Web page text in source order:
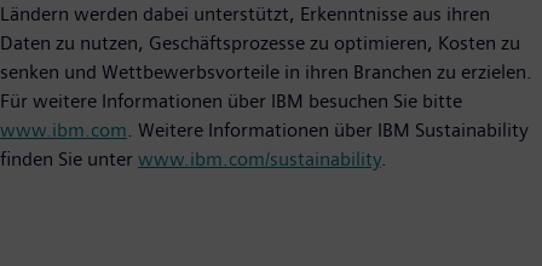
Ländern werden dabei unterstützt, Erkenntnisse aus ihren
Daten zu nutzen, Geschäftsprozesse zu optimieren, Kosten zu
senken und Wettbewerbsvorteile in ihren Branchen zu erzielen.
Für weitere Informationen über IBM besuchen Sie bitte
www.ibm.com . Weitere Informationen über IBM Sustainability
finden Sie unter www.ibm.com/sustainability.